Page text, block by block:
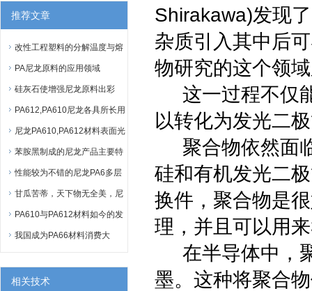
推荐文章
改性工程塑料的分解温度与熔
点
PA尼龙原料的应用领域
硅灰石使增强尼龙原料出彩
PA612,PA610尼龙各具所长用
途广！
尼龙PA610,PA612材料表面光
泽不好该怎么办？
苯胺黑制成的尼龙产品主要特
点
性能较为不错的尼龙PA6多层
复合薄膜
甘瓜苦蒂，天下物无全美，尼
龙的不足之处又有哪些？
PA610与PA612材料如今的发
展与影响
我国成为PA66材料消费大
相关技术
Shirakawa)发现
杂质引入其中后
物研究的这个领
这一过程不仅
以转化为发光二
聚合物依然面
硅和有机发光二
换件，聚合物是
理，并且可以用
在半导体中，
墨。这种将聚合